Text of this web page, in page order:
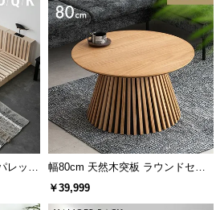
り付けるだけ。届いてすぐ、誰
ングすることができます。
ット
幅80cm 天然木突板 ラウンドセン
ターテーブル 美しい格子デザイン
￥39,999